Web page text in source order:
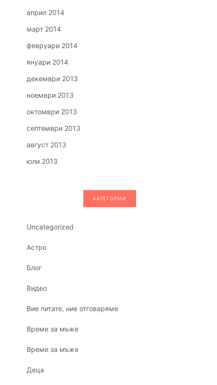
април 2014
март 2014
февруари 2014
януари 2014
декември 2013
ноември 2013
октомври 2013
септември 2013
август 2013
юли 2013
КАТЕГОРИИ
Uncategorized
Астро
Блог
Видео
Вие питате, ние отговаряме
Време за мъже
Време за мъже
Деца